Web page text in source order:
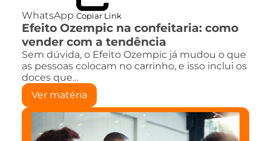
WhatsApp Copiar Link
Efeito Ozempic na confeitaria: como
vender com a tendência
Sem dúvida, o Efeito Ozempic já mudou o que
as pessoas colocam no carrinho, e isso inclui os
doces que…
Ver matéria